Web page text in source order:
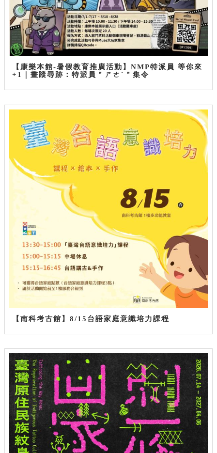
【康樂本館-暑假教育推廣活動】NMP特派員 等你來
+1｜畫蹤尋跡：特派員＂ㄕㄜˋ＂集令
【南科考古館】8/15台語家庭意識培力課程